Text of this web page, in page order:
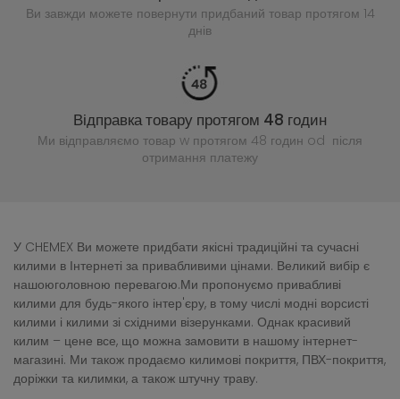
Ви завжди можете повернути придбаний товар протягом 14
днів
Відправка товару протягом 48 годин
Ми відправляємо товар w протягом 48 годин od після
отримання платежу
У CHEMEX Ви можете придбати якісні традиційні та сучасні
килими в Інтернеті за привабливими цінами. Великий вибір є
нашоюголовною перевагою.Ми пропонуємо привабливі
килими для будь-якого інтер'єру, в тому числі модні ворсисті
килими і килими зі східними візерунками. Однак красивий
килим – цене все, що можна замовити в нашому інтернет-
магазині. Ми також продаємо килимові покриття, ПВХ-покриття,
доріжки та килимки, а також штучну траву.